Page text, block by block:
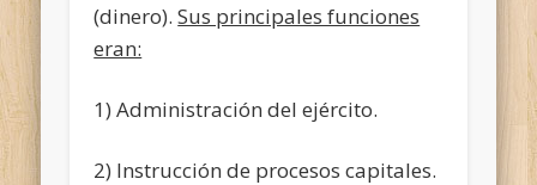
(dinero).Sus principales funciones
eran:
1) Administración del ejército.
2) Instrucción de procesos capitales.